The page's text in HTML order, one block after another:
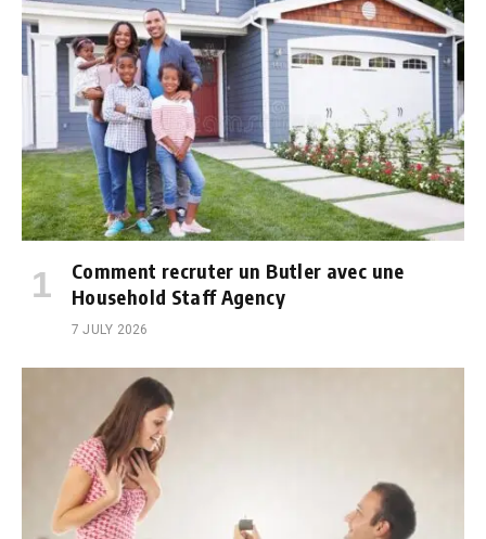
Comment recruter un Butler avec une
Household Staff Agency
7 JULY 2026